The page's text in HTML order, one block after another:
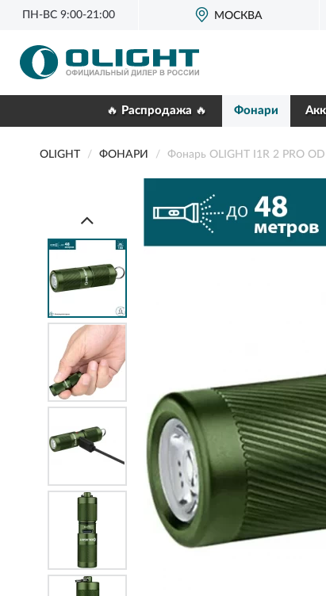
ПН-ВС 9:00-21:00 МОСКВА
🔥 Распродажа 🔥 Фонари
OLIGHT ФОНАРИ Фонарь OLIGHT I1R 2 PRO OD